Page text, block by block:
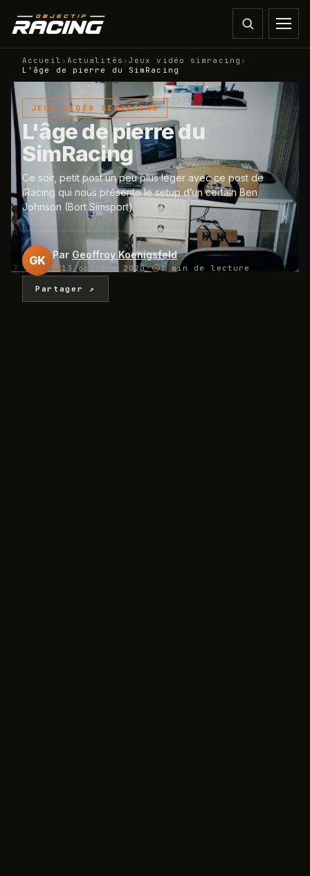
Accueil › Actualités › Jeux vidéo simracing ›
L'âge de pierre du SimRacing
JEUX VIDÉO SIMRACING
L'âge de pierre du
SimRacing
Ce soir, petit post un peu plus léger avec ce post de
iRacing qui nous présente le setup d’un certain Ben
Johnson (Bort Simsport).
GK Par Geoffroy Koenigsfeld
13 octobre 2020· 1 min de lecture
Partager ↗